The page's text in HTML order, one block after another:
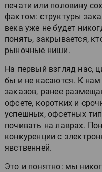
печати или половину
фактом: структуры
века уже не будет
понять, закрывается,
рыночные ниши.
На первый взгляд нас,
бы и не касаются. К
заказов, ранее
офсете, коротких и
успешных, офсетных
почивать на лаврах.
конкуренции с
явственней.
Это и понятно: мы